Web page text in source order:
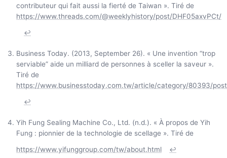
contributeur qui fait aussi la fierté de Taiwan ». Tiré de
https://www.threads.com/@weeklyhistory/post/DHF05axvPCt/
↩
Business Today. (2013, September 26). « Une invention “trop
serviable” aide un milliard de personnes à sceller la saveur ».
Tiré de
https://www.businesstoday.com.tw/article/category/80393/
↩
Yih Fung Sealing Machine Co., Ltd. (n.d.). « À propos de Yih
Fung : pionnier de la technologie de scellage ». Tiré de
https://www.yifunggroup.com/tw/about.html
↩